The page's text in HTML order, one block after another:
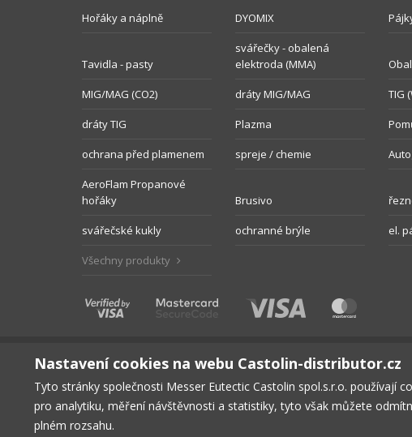
Hořáky a náplně DYOMIX
Tavidla - pasty
svářečky - obalená
elektroda (MMA)
MIG/MAG (CO2) dráty MIG/MAG TIG
dráty TIG Plazma
ochrana před plamenem spreje / chemie
AeroFlam Propanové
hořáky
Brusivo
svářečské kukly ochranné brýle el.
Všechny produkty
HLAVNÍ STRÁNKA PRODUKTY KE STAŽENÍ BEZPEČNOST
Nastavení cookies na webu Castolin-distributor.cz
Tyto stránky společnosti Messer Eutectic Castolin spol.s.r.o. používají
pro analytiku, měření návštěvnosti a statistiky, tyto však můžete
plném rozsahu.